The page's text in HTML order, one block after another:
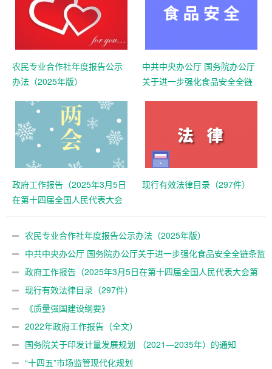
农民专业合作社年度报告公示
办法（2025年版）
中共中央办公厅 国务院办公厅
关于进一步强化食品安全全链
政府工作报告（2025年3月5日
在第十四届全国人民代表大会
现行有效法律目录（297件）
农民专业合作社年度报告公示办法（2025年版）
中共中央办公厅 国务院办公厅关于进一步强化食品安全全链条监
管的意见
政府工作报告（2025年3月5日在第十四届全国人民代表大会第
三次会议上）
现行有效法律目录（297件）
《质量强国建设纲要》
2022年政府工作报告（全文）
国务院关于印发计量发展规划 （2021—2035年）的通知
“十四五”市场监管现代化规划